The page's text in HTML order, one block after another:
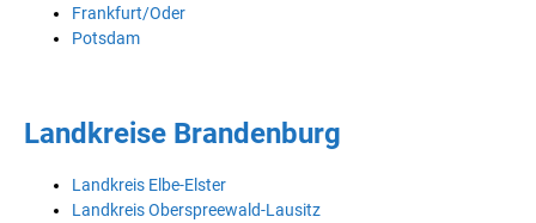
Frankfurt/Oder
Potsdam
Landkreise Brandenburg
Landkreis Elbe-Elster
Landkreis Oberspreewald-Lausitz